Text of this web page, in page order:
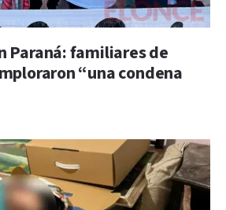
Paraná: familiares de
“una condena